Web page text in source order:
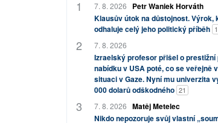
7. 8. 2026
Petr Waniek Horváth
Klausův útok na důstojnost. Výrok,
odhaluje celý jeho politický příběh
7. 8. 2026
Izraelský profesor přišel o prestižní
nabídku v USA poté, co se veřejně
situaci v Gaze. Nyní mu univerzita
000 dolarů odškodného 21
7. 8. 2026 Matěj Metelec
Nikdo nepozoruje svůj vlastní